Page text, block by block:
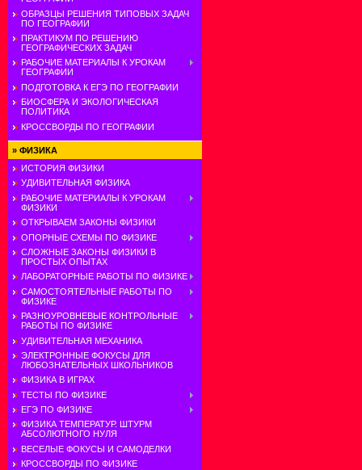
ОБРАЗЦЫ РЕШЕНИЯ ТИПОВЫХ ЗАДАЧ
ПО ГЕОГРАФИИ
ПРАКТИКУМ ПО РЕШЕНИЮ
ГЕОГРАФИЧЕСКИХ ЗАДАЧ
РАБОЧИЕ МАТЕРИАЛЫ К УРОКАМ
ГЕОГРАФИИ
ПОДГОТОВКА К ЕГЭ ПО ГЕОГРАФИИ
БИОСФЕРА И ЭКОЛОГИЧЕСКАЯ
ПОЛИТИКА
КРОССВОРДЫ ПО ГЕОГРАФИИ
» ФИЗИКА
ИСТОРИЯ ФИЗИКИ
УДИВИТЕЛЬНАЯ ФИЗИКА
РАБОЧИЕ МАТЕРИАЛЫ К УРОКАМ
ФИЗИКИ
ОТКРЫВАЕМ ЗАКОНЫ ФИЗИКИ
ОПОРНЫЕ СХЕМЫ ПО ФИЗИКЕ
СЛОЖНЫЕ ЗАКОНЫ ФИЗИКИ В
ПРОСТЫХ ОПЫТАХ
ЛАБОРАТОРНЫЕ РАБОТЫ ПО ФИЗИКЕ
САМОСТОЯТЕЛЬНЫЕ РАБОТЫ ПО
ФИЗИКЕ
РАЗНОУРОВНЕВЫЕ КОНТРОЛЬНЫЕ
РАБОТЫ ПО ФИЗИКЕ
УДИВИТЕЛЬНАЯ МЕХАНИКА
ЭЛЕКТРОННЫЕ ФОКУСЫ ДЛЯ
ЛЮБОЗНАТЕЛЬНЫХ ШКОЛЬНИКОВ
ФИЗИКА В ИГРАХ
ТЕСТЫ ПО ФИЗИКЕ
ЕГЭ ПО ФИЗИКЕ
ФИЗИКА ТЕМПЕРАТУР. ШТУРМ
АБСОЛЮТНОГО НУЛЯ
ВЕСЕЛЫЕ ФОКУСЫ И САМОДЕЛКИ
КРОССВОРДЫ ПО ФИЗИКЕ